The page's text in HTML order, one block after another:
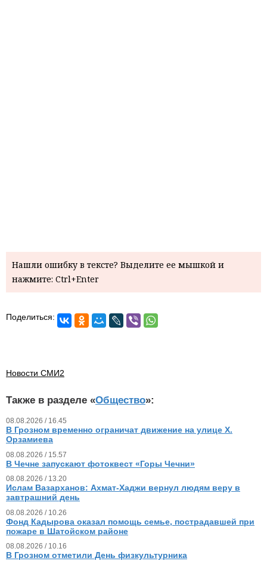
Нашли ошибку в тексте? Выделите ее мышкой и
нажмите: Ctrl+Enter
Поделиться:
Новости СМИ2
Также в разделе «Общество»:
08.08.2026 / 16.45
В Грозном временно ограничат движение на улице Х.
Орзамиева
08.08.2026 / 15.57
В Чечне запускают фотоквест «Горы Чечни»
08.08.2026 / 13.20
Ислам Вазарханов: Ахмат-Хаджи вернул людям веру в
завтрашний день
08.08.2026 / 10.26
Фонд Кадырова оказал помощь семье, пострадавшей при
пожаре в Шатойском районе
08.08.2026 / 10.16
В Грозном отметили День физкультурника